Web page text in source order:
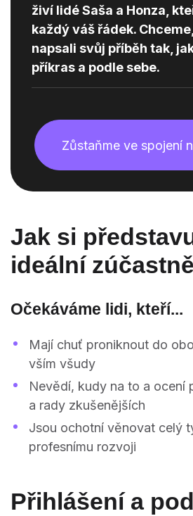
živí lidé Saša a Honza,
každý váš řádek.
napsali svůj příběh tak,
příkras a podle sebe.
Zůstaňme ve spojení
Jak si
ideální
Očekáváme lidi, kteří...
Mají chuť proniknout do
vším všudy
Nevědí, kudy na to a ocení
a rady zkušenějších
Jsou ochotní věnovat celý
profesnímu rozvoji
Přihlášení a